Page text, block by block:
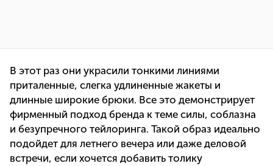
В этот раз они украсили тонкими линиями
приталенные, слегка удлиненные жакеты и
длинные широкие брюки. Все это демонстрирует
фирменный подход бренда к теме силы, соблазна
и безупречного тейлоринга. Такой образ идеально
подойдет для летнего вечера или даже деловой
встречи, если хочется добавить толику